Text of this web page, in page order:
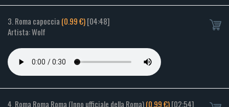
3. Roma capoccia (0.99 €)[04:48]
Artista: Wolf
4. Roma Roma Roma (Inno ufficiale della Roma)(0.99 €)[02:54]